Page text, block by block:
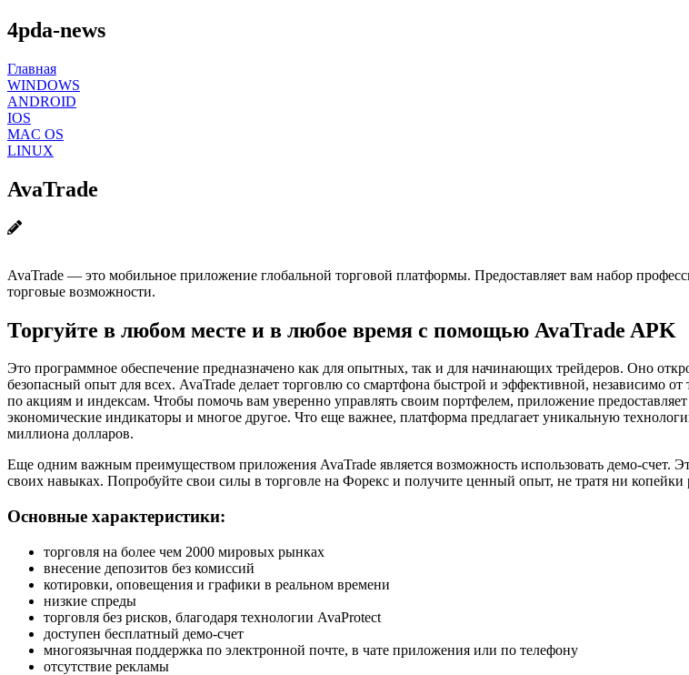
4pda-news
Главная
WINDOWS
ANDROID
IOS
MAC OS
LINUX
AvaTrade
AvaTrade — это мобильное приложение глобальной торговой платформы. Предоставляет вам набор
торговые возможности.
Торгуйте в любом месте и в любое время с помощью AvaTrade APK
Это программное обеспечение предназначено как для опытных, так и для начинающих трейдеров. Оно
безопасный опыт для всех. AvaTrade делает торговлю со смартфона быстрой и эффективной, независимо
по акциям и индексам. Чтобы помочь вам уверенно управлять своим портфелем, приложение
экономические индикаторы и многое другое. Что еще важнее, платформа предлагает уникальную
миллиона долларов.
Еще одним важным преимуществом приложения AvaTrade является возможность использовать демо-счет.
своих навыках. Попробуйте свои силы в торговле на Форекс и получите ценный опыт, не тратя ни копейки
Основные характеристики:
торговля на более чем 2000 мировых рынках
внесение депозитов без комиссий
котировки, оповещения и графики в реальном времени
низкие спреды
торговля без рисков, благодаря технологии AvaProtect
доступен бесплатный демо-счет
многоязычная поддержка по электронной почте, в чате приложения или по телефону
отсутствие рекламы